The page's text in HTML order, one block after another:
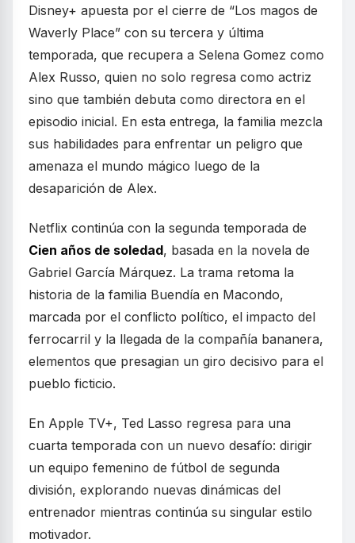
Disney+ apuesta por el cierre de “Los magos de
Waverly Place” con su tercera y última
temporada, que recupera a Selena Gomez como
Alex Russo, quien no solo regresa como actriz
sino que también debuta como directora en el
episodio inicial. En esta entrega, la familia mezcla
sus habilidades para enfrentar un peligro que
amenaza el mundo mágico luego de la
desaparición de Alex.
Netflix continúa con la segunda temporada de
Cien años de soledad, basada en la novela de
Gabriel García Márquez. La trama retoma la
historia de la familia Buendía en Macondo,
marcada por el conflicto político, el impacto del
ferrocarril y la llegada de la compañía bananera,
elementos que presagian un giro decisivo para el
pueblo ficticio.
En Apple TV+, Ted Lasso regresa para una
cuarta temporada con un nuevo desafío: dirigir
un equipo femenino de fútbol de segunda
división, explorando nuevas dinámicas del
entrenador mientras continúa su singular estilo
motivador.